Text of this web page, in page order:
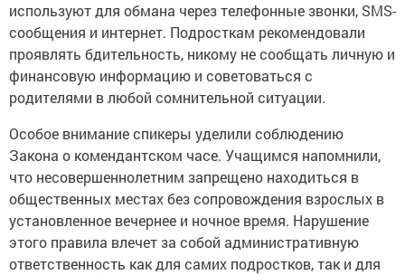
используют для обмана через телефонные звонки, SMS-
сообщения и интернет. Подросткам рекомендовали
проявлять бдительность, никому не сообщать личную и
финансовую информацию и советоваться с
родителями в любой сомнительной ситуации.
Особое внимание спикеры уделили соблюдению
Закона о комендантском часе. Учащимся напомнили,
что несовершеннолетним запрещено находиться в
общественных местах без сопровождения взрослых в
установленное вечернее и ночное время. Нарушение
этого правила влечет за собой административную
ответственность как для самих подростков, так и для